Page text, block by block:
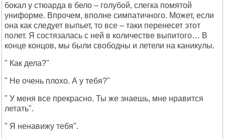
бокал у стюарда в бело – голубой, слегка помятой
униформе. Впрочем, вполне симпатичного. Может, если
она как следует выпьет, то все – таки перенесет этот
полет. Я состязалась с ней в количестве выпитого… В
конце концов, мы были свободны и летели на каникулы.
" Как дела?"
" Не очень плохо. А у тебя?"
" У меня все прекрасно. Ты же знаешь, мне нравится
летать".
" Я ненавижу тебя".